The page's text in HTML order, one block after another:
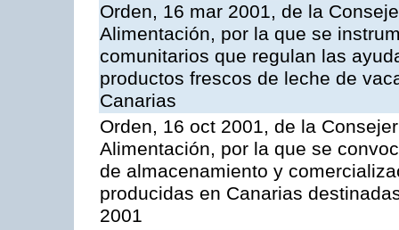
Orden, 16 mar 2001, de la
Alimentación, por la que se
comunitarios que regulan las
productos frescos de leche de
Canarias
Orden, 16 oct 2001, de la
Alimentación, por la que se
de almacenamiento y
producidas en Canarias
2001